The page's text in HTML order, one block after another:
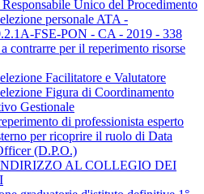
Unico del Procedimento
personale ATA -
FSE-PON - CA - 2019 - 338
contrarre per il reperimento risorse
Facilitatore e Valutatore
Figura di Coordinamento
Gestionale
di professionista esperto
per ricoprire il ruolo di Data
(D.P.O.)
AL COLLEGIO DEI